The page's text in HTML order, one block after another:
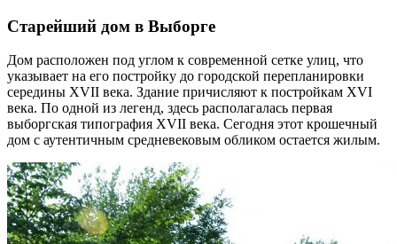
Старейший дом в Выборге
Дом расположен под углом к современной сетке улиц, что
указывает на его постройку до городской перепланировки
середины XVII века. Здание причисляют к постройкам XVI
века. По одной из легенд, здесь располагалась первая
выборгская типография XVII века. Сегодня этот крошечный
дом с аутентичным средневековым обликом остается жилым.